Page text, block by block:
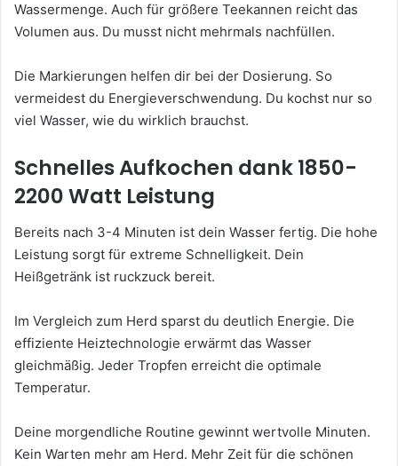
Wassermenge. Auch für größere Teekannen reicht das
Volumen aus. Du musst nicht mehrmals nachfüllen.
Die Markierungen helfen dir bei der Dosierung. So
vermeidest du Energieverschwendung. Du kochst nur so
viel Wasser, wie du wirklich brauchst.
Schnelles Aufkochen dank 1850-
2200 Watt Leistung
Bereits nach 3-4 Minuten ist dein Wasser fertig. Die hohe
Leistung sorgt für extreme Schnelligkeit. Dein
Heißgetränk ist ruckzuck bereit.
Im Vergleich zum Herd sparst du deutlich Energie. Die
effiziente Heiztechnologie erwärmt das Wasser
gleichmäßig. Jeder Tropfen erreicht die optimale
Temperatur.
Deine morgendliche Routine gewinnt wertvolle Minuten.
Kein Warten mehr am Herd. Mehr Zeit für die schönen